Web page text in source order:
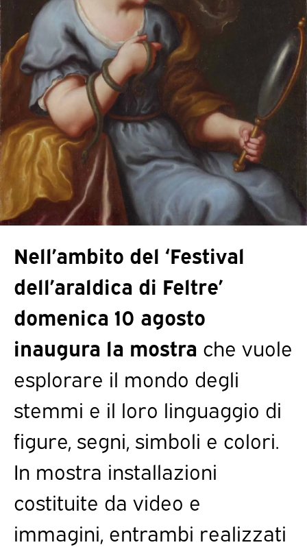
Nell’ambito del ‘Festival
dell’araldica di Feltre’
domenica 10 agosto
inaugura la mostra che vuole
esplorare il mondo degli
stemmi e il loro linguaggio di
figure, segni, simboli e colori.
In mostra installazioni
costituite da video e
immagini, entrambi realizzati